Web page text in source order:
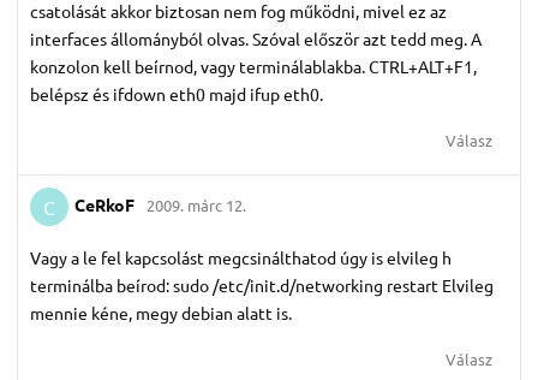
csatolását akkor biztosan nem fog működni, mivel ez az
interfaces állományból olvas. Szóval először azt tedd meg. A
konzolon kell beírnod, vagy terminálablakba. CTRL+ALT+F1,
belépsz és ifdown eth0 majd ifup eth0.
Válasz
C CeRkoF 2009. márc 12.
Vagy a le fel kapcsolást megcsinálthatod úgy is elvileg h
terminálba beírod: sudo /etc/init.d/networking restart Elvileg
mennie kéne, megy debian alatt is.
Válasz